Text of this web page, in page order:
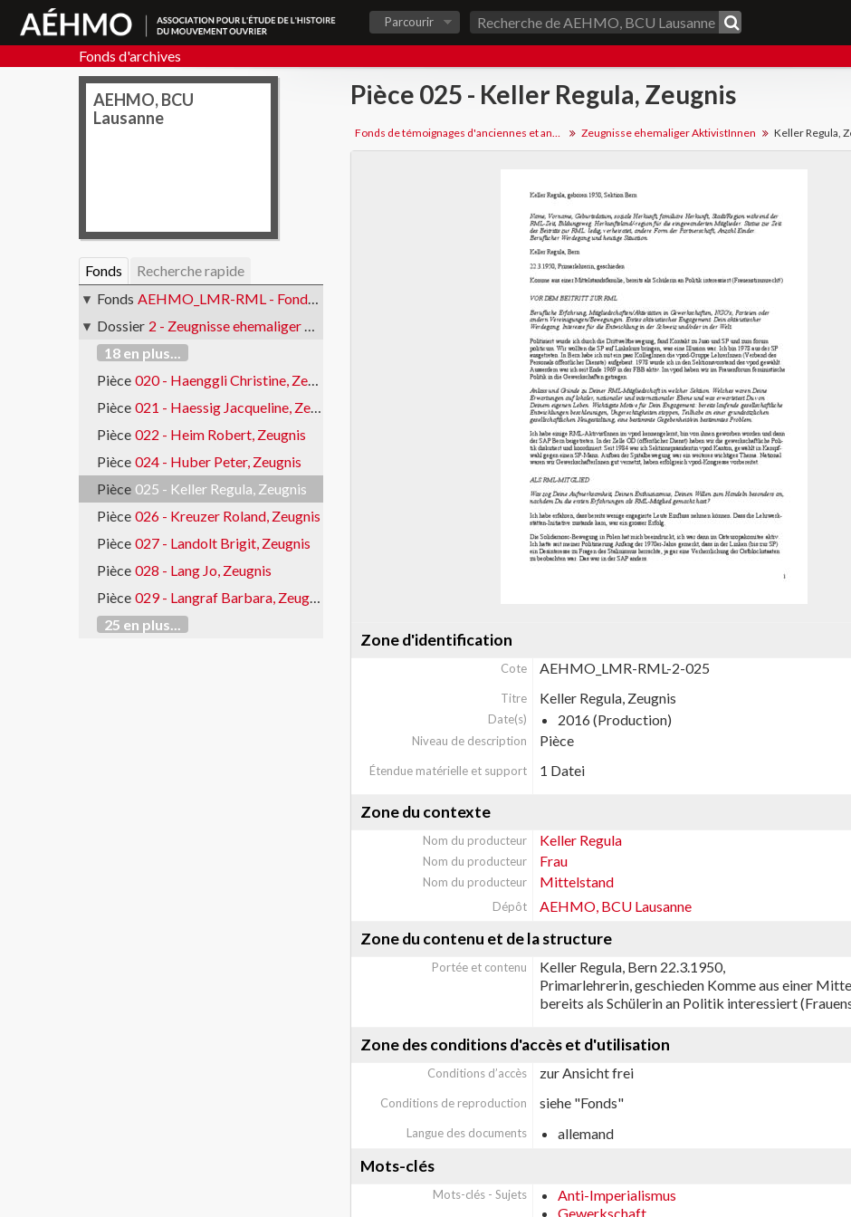
Parcourir
Fonds d'archives
AEHMO, BCU
Lausanne
Fonds
Recherche rapide
Fonds AEHMO_LMR-RML - Fonds de témoignages d'anciennes et anciens militants
Dossier 2 - Zeugnisse ehemaliger AktivistInnen
18 en plus...
Pièce 020 - Haenggli Christine, Zeugnis
Pièce 021 - Haessig Jacqueline, Zeugnis
Pièce 022 - Heim Robert, Zeugnis
Pièce 024 - Huber Peter, Zeugnis
Pièce 025 - Keller Regula, Zeugnis
Pièce 026 - Kreuzer Roland, Zeugnis
Pièce 027 - Landolt Brigit, Zeugnis
Pièce 028 - Lang Jo, Zeugnis
Pièce 029 - Langraf Barbara, Zeugnis
25 en plus...
Pièce 025 - Keller Regula, Zeugnis
Fonds de témoignages d'anciennes et anciens militants Zeugnisse ehemaliger AktivistInnen Keller Regula,
Zone d'identification
Cote AEHMO_LMR-RML-2-025
Titre Keller Regula, Zeugnis
Date(s) 2016 (Production)
Niveau de description Pièce
Étendue matérielle et support 1 Datei
Zone du contexte
Nom du producteur Keller Regula
Nom du producteur Frau
Nom du producteur Mittelstand
Dépôt AEHMO, BCU Lausanne
Zone du contenu et de la structure
Portée et contenu
Keller Regula, Bern 22.3.1950,
Primarlehrerin, geschieden Komme aus einer
bereits als Schülerin an Politik interessiert
Zone des conditions d'accès et d'utilisation
Conditions d’accès zur Ansicht frei
Conditions de reproduction siehe "Fonds"
Langue des documents allemand
Mots-clés
Mots-clés - Sujets
Anti-Imperialismus
Gewerkschaft